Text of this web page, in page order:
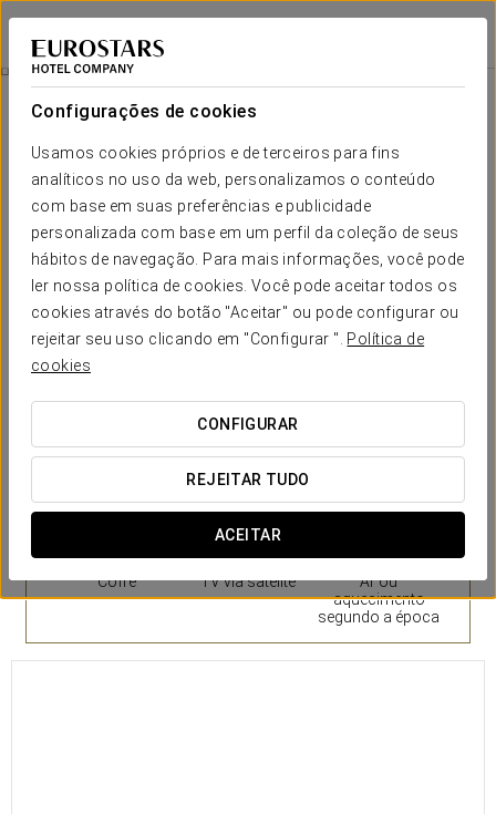
Configurações de cookies
Usamos cookies próprios e de terceiros para fins
analíticos no uso da web, personalizamos o conteúdo
com base em suas preferências e publicidade
personalizada com base em um perfil da coleção de seus
hábitos de navegação. Para mais informações, você pode
ler nossa política de cookies. Você pode aceitar todos os
cookies através do botão "Aceitar" ou pode configurar ou
rejeitar seu uso clicando em "Configurar ". Política de
cookies
CONFIGURAR
REJEITAR TUDO
ACEITAR
Eurostars Isla de la Toja
PONTEVEDRA - OGROVE
Quartos
Quartos
O conforto e descanso que necessita
O hotel Eurostars Isla de La Toja 4* conta com 100 quartos
duplos e 4 junior suites; todos dispõem dasprestações
necesárias
para assegurar uma
experiência única na Ria de
Arousa.
Os quartos estão equipados com WiFi gratuito, ar ou
aquecimento segundo a época, minibar, cofre, TV via satélite,
secador de cabelo, música e carta de almofadas.
Quartos Suítes
Cofre TV via satélite
Ar ou
aquecimento
segundo a época